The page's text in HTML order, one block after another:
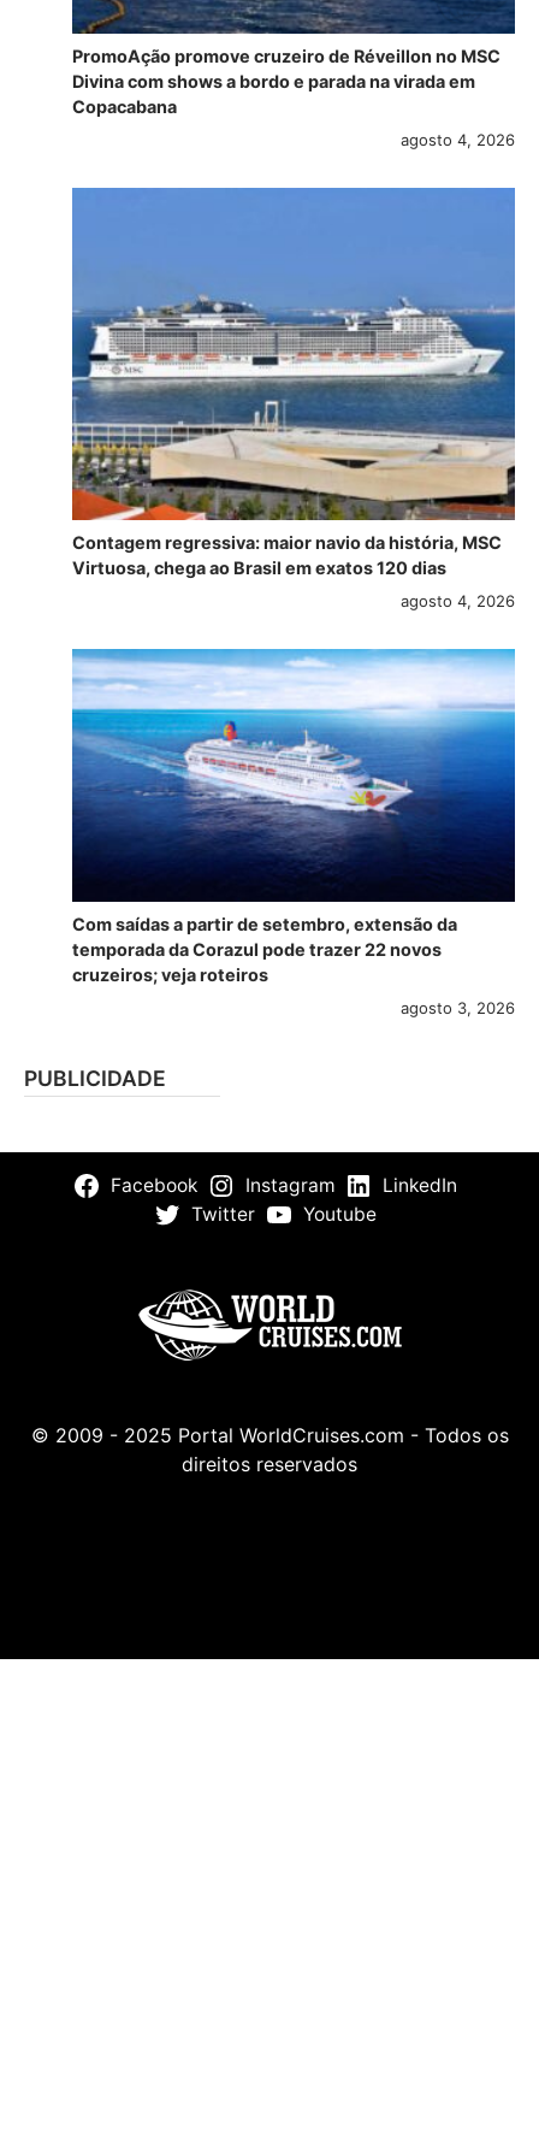
PromoAção promove cruzeiro de Réveillon no MSC
Divina com shows a bordo e parada na virada em
Copacabana
agosto 4, 2026
Contagem regressiva: maior navio da história, MSC
Virtuosa, chega ao Brasil em exatos 120 dias
agosto 4, 2026
Com saídas a partir de setembro, extensão da
temporada da Corazul pode trazer 22 novos
cruzeiros; veja roteiros
agosto 3, 2026
PUBLICIDADE
Facebook Instagram
LinkedIn
Twitter
Youtube
© 2009 - 2025 Portal WorldCruises.com - Todos os
direitos reservados